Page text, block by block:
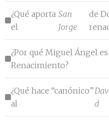
¿Qué aporta
el
San
Jorge
de
¿Por qué Miguel Ángel
Renacimiento?
¿Qué hace “canónico”
al
d